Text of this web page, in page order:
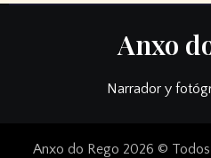
Anxo
Narrador y
Anxo do Rego 2026 ©